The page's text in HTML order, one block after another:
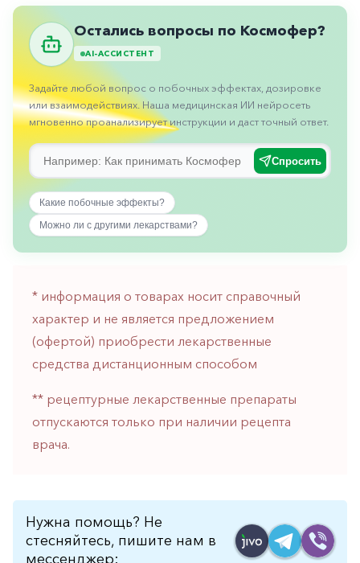
Минеральный
обмен
Наружные
средства
Неврологические
Остеопороз
Офтальмология
Противоаллергические
Противогрибковые
Противоопухолевые
Противоподагрические
Противоэпилептические
Прочее
Сердечные
Сосудистые
Остались вопросы по Космофер?
AI-АССИСТЕНТ
Задайте любой вопрос о побочных эффектах, дозировке
или взаимодействиях. Наша медицинская ИИ нейросеть
мгновенно проанализирует инструкции и даст точный ответ.
Спросить
Какие побочные эффекты?
Можно ли с другими лекарствами?
* информация о товарах носит справочный
характер и не является предложением
(офертой) приобрести лекарственные
средства дистанционным способом
** рецептурные лекарственные препараты
отпускаются только при наличии рецепта
врача.
Нужна помощь? Не
стесняйтесь, пишите нам в
мессенджер: